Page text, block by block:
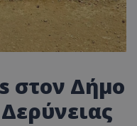
στον Δήμο